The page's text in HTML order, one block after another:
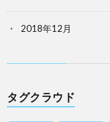
2018年12月
タグクラウド